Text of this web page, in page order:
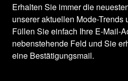
Erhalten Sie immer die
unserer aktuellen Mode-Trends
Füllen Sie einfach Ihre E-Mail-
nebenstehende Feld und Sie
eine Bestätigungsmail.